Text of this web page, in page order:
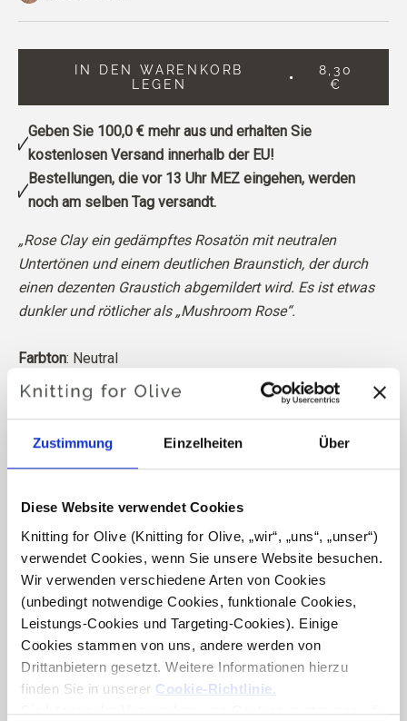
Zustimmung Einzelheiten Über
Diese Website verwendet Cookies
Knitting for Olive (Knitting for Olive, „wir“, „uns“, „unser“)
verwendet Cookies, wenn Sie unsere Website besuchen.
Wir verwenden verschiedene Arten von Cookies
(unbedingt notwendige Cookies, funktionale Cookies,
Leistungs-Cookies und Targeting-Cookies). Einige
Cookies stammen von uns, andere werden von
Drittanbietern gesetzt. Weitere Informationen hierzu
finden Sie in unserer Cookie-Richtlinie.
Sie können der Verwendung von Cookies zustimmen, die
IN DEN WARENKORB
LEGEN
8,30
€
Geben Sie 100,0 €mehr aus und erhalten Sie
kostenlosen Versand innerhalb der EU!
Bestellungen, die vor 13 Uhr MEZ eingehen, werden
noch am selben Tag versandt.
„Rose Clay ein gedämpftes Rosatön mit neutralen
Untertönen und einem deutlichen Braunstich, der durch
einen dezenten Graustich abgemildert wird. Es ist etwas
dunkler und rötlicher als „Mushroom Rose“.
Farbton: Neutral
Farbtyp: Sanfter Sommer
Eignet sich auch gut für
: Heller Sommer und Heller Frühling
Knitting for Olive Heavy Merino besteht aus 100%
Struktur. Es ist ein weiches und herrliches Garn, etwas
Unsere Merinowolle stammt von Schafen, die in
Neuseeland gezüchtet wurden, wo das Mulesing nicht
praktiziert wird. Die Wolle kann direkt zu der Farm
zurückverfolgt werden, von der sie stammt. Auf diese
Weise wissen wir genau, von welcher Farm, welchem
Bauern und welchem Schaf unsere Wolle stammt.